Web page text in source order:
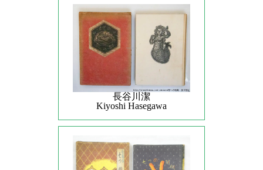
長谷川潔
Kiyoshi Hasegawa